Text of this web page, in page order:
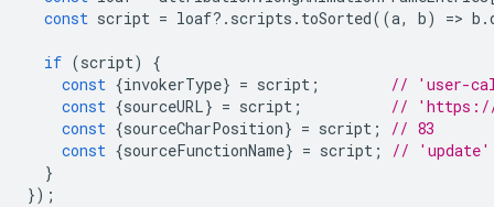
const script = loaf? . scripts . toSorted((a, b) => b .
if (script)
{
const {invokerType} = script ;
// 'user-
const {sourceURL} = script ;
// 'https://
const {sourceCharPosition} = script ;
// 83
const {sourceFunctionName} = script ;
// 'update'
}
});